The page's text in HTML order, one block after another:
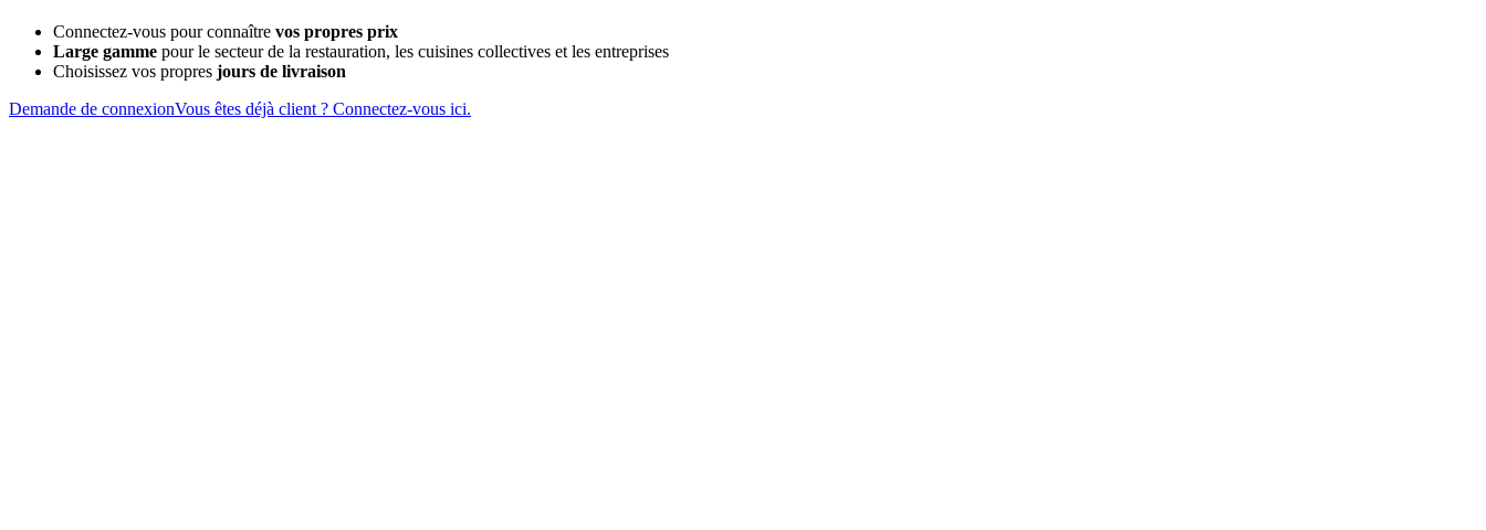
Connectez-vous pour connaître vos propres prix
Large gamme pour le secteur de la restauration, les cuisines collectives et les entreprises
Choisissez vos propres jours de livraison
Demande de connexionVous êtes déjà client ? Connectez-vous ici.